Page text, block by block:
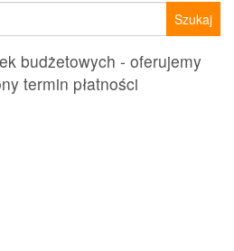
budżetowych - oferujemy
termin płatności